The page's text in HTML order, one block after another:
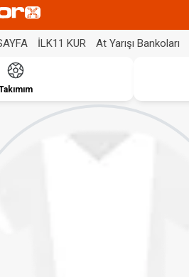
İLK11 KUR At Yarışı Bankoları